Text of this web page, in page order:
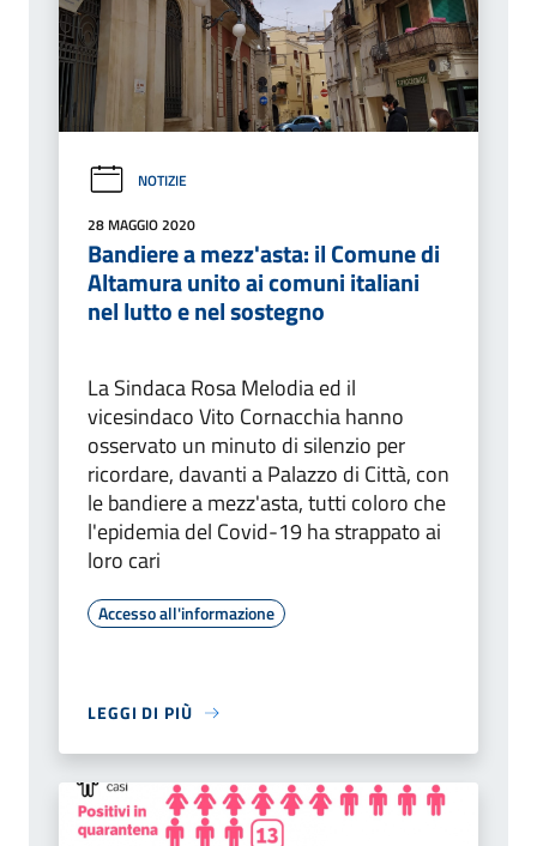
NOTIZIE
28 MAGGIO 2020
Bandiere a mezz'asta: il Comune di
Altamura unito ai comuni italiani
nel lutto e nel sostegno
La Sindaca Rosa Melodia ed il
vicesindaco Vito Cornacchia hanno
osservato un minuto di silenzio per
ricordare, davanti a Palazzo di Città, con
le bandiere a mezz'asta, tutti coloro che
l'epidemia del Covid-19 ha strappato ai
loro cari
Accesso all'informazione
LEGGI DI PIÙ